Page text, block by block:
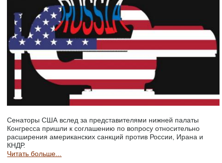
Сенаторы США вслед за представителями нижней палаты
Конгресса пришли к соглашению по вопросу относительно
расширения американских санкций против России, Ирана и
КНДР.
Читать больше...